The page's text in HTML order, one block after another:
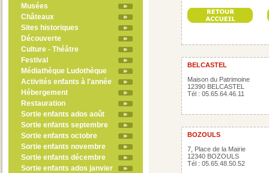
Musées
Châteaux
Sites historiques
Découverte
Culture - Théâtre
Festival
Médiathèque Ludothèque
Activités enfants à l'année
Hébergement
Restauration
Sortie enfants ados août
Sortie enfants septembre
Sortie enfants octobre
Sortie enfants novembre
Sortie enfants décembre
Sortie enfants ados janvier
BELCASTEL
Maison du Patrimoine
12390 BELCASTEL
Tél : 05.65.64.46.11
BOZOULS
7, Place de la Mairie
12340 BOZOULS
Tél : 05.65.48.50.52